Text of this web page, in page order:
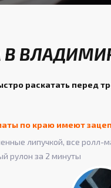
В
раскатать перед
по краю имеют
липучкой, все ролл-
рулон за 2 минуты